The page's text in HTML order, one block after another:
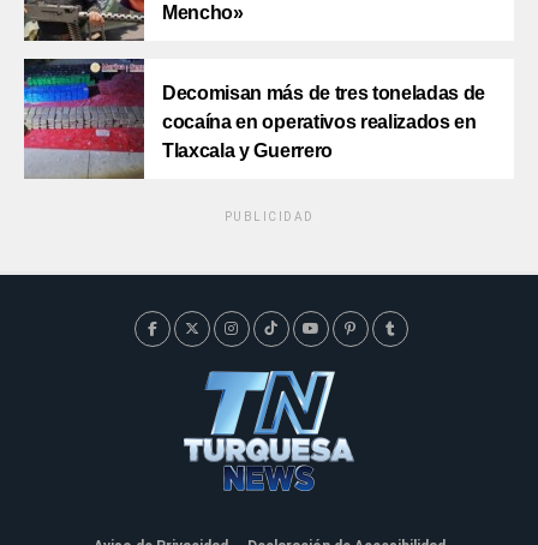
Mencho»
Decomisan más de tres toneladas de
cocaína en operativos realizados en
Tlaxcala y Guerrero
PUBLICIDAD